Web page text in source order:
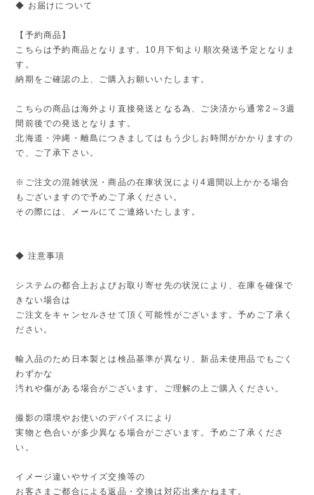
◆ お届けについて
【予約商品】
こちらは予約商品となります。10月下旬より順次発送予定となりま
す。
納期をご確認の上、ご購入お願いいたします。
こちらの商品は海外より直接発送となる為、ご決済から通常2～3週
間前後での発送となります。
北海道・沖縄・離島につきましてはもう少しお時間がかかりますの
で、ご了承下さい。
※ご注文の混雑状況・商品の在庫状況により4週間以上かかる場合
もございますので予めご了承ください。
その際には、メールにてご連絡いたします。
◆ 注意事項
システムの都合上およびお取り寄せ先の状況により、在庫を確保で
きない場合は
ご注文をキャンセルさせて頂く可能性がございます。予めご了承く
ださい。
輸入品のため日本製とは検品基準が異なり、新品未使用品でもごく
わずかな
汚れや傷がある場合がございます。ご理解の上ご購入ください。
撮影の環境やお使いのデバイスにより
実物と色合いが多少異なる場合がございます。予めご了承くださ
い。
イメージ違いやサイズ交換等の
お客さまご都合による返品・交換は対応出来かねます。